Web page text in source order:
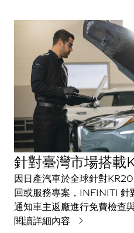
廠，還提供因風災受損而需
針對臺灣市場搭載
常處理說明
因日產汽車於全球針對
回或服務專案，INFINITI 針
通知車主返廠進行免費檢查
將提供免費維修或零件更換
閱讀詳細內容